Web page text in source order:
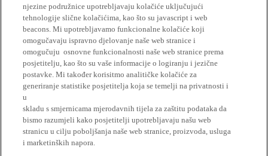
njezine podružnice upotrebljavaju kolačiće uključujući
tehnologije slične kolačićima, kao što su javascript i web
beacons. Mi upotrebljavamo funkcionalne kolačiće koji
omogučavaju ispravno djelovanje naše web stranice i
omogučuju osnovne funkcionalnosti naše web stranice prema
posjetitelju, kao što su vaše informacije o logiranju i jezične
postavke. Mi također korisitmo analitičke kolačiće za
generiranje statistike posjetitelja koja se temelji na privatnosti i
u
skladu s smjernicama mjerodavnih tijela za zaštitu podataka da
bismo razumjeli kako posjetitelji upotrebljavaju našu web
stranicu u cilju poboljšanja naše web stranice, proizvoda, usluga
i marketinških napora.